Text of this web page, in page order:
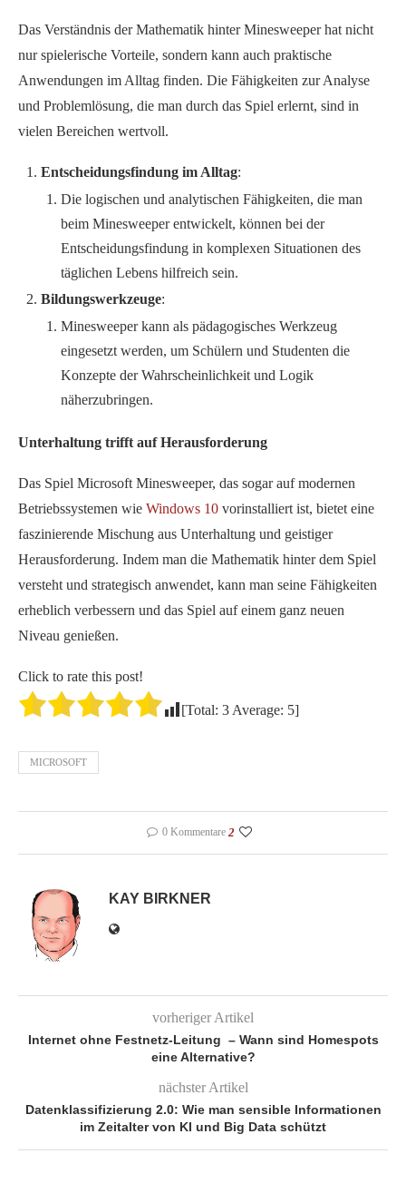
Das Verständnis der Mathematik hinter Minesweeper hat nicht
nur spielerische Vorteile, sondern kann auch praktische
Anwendungen im Alltag finden. Die Fähigkeiten zur Analyse
und Problemlösung, die man durch das Spiel erlernt, sind in
vielen Bereichen wertvoll.
Entscheidungsfindung im Alltag:
Die logischen und analytischen Fähigkeiten, die man
beim Minesweeper entwickelt, können bei der
Entscheidungsfindung in komplexen Situationen des
täglichen Lebens hilfreich sein.
Bildungswerkzeuge:
Minesweeper kann als pädagogisches Werkzeug
eingesetzt werden, um Schülern und Studenten die
Konzepte der Wahrscheinlichkeit und Logik
näherzubringen.
Unterhaltung trifft auf Herausforderung
Das Spiel Microsoft Minesweeper, das sogar auf modernen
Betriebssystemen wie Windows 10 vorinstalliert ist, bietet eine
faszinierende Mischung aus Unterhaltung und geistiger
Herausforderung. Indem man die Mathematik hinter dem Spiel
versteht und strategisch anwendet, kann man seine Fähigkeiten
erheblich verbessern und das Spiel auf einem ganz neuen
Niveau genießen.
Click to rate this post!
[Total: 3 Average: 5]
MICROSOFT
0 Kommentare 2
KAY BIRKNER
vorheriger Artikel
Internet ohne Festnetz-Leitung – Wann sind Homespots
eine Alternative?
nächster Artikel
Datenklassifizierung 2.0: Wie man sensible Informationen
im Zeitalter von KI und Big Data schützt